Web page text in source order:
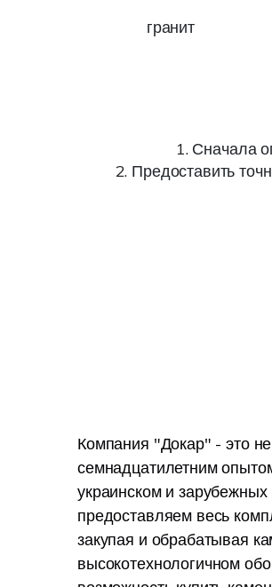
гранит
1. Сначала
2. Предоставить
Компания "Докар" - это
семнадцатилетним
украинском и
предоставляем весь
закупая и обрабатывая
высокотехнологичном